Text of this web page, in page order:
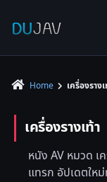
Home เครื่องราง
เครื่องรางเท้า
หนัง AV หมวด เ
แทรก อัปเดตให